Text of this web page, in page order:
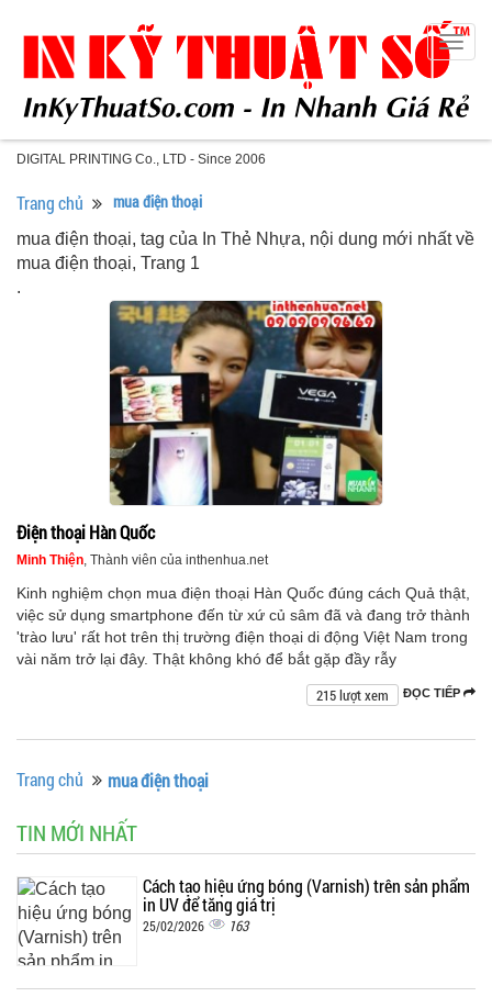
DIGITAL PRINTING Co., LTD - Since 2006
Trang chủ mua điện thoại
mua điện thoại, tag của In Thẻ Nhựa, nội dung mới nhất về
mua điện thoại, Trang 1
.
Điện thoại Hàn Quốc
Minh Thiện, Thành viên của inthenhua.net
Kinh nghiệm chọn mua điện thoại Hàn Quốc đúng cách Quả thật,
việc sử dụng smartphone đến từ xứ củ sâm đã và đang trở thành
'trào lưu' rất hot trên thị trường điện thoại di động Việt Nam trong
vài năm trở lại đây. Thật không khó để bắt gặp đầy rẫy
ĐỌC TIẾP
215 lượt xem
Trang chủ mua điện thoại
TIN MỚI NHẤT
Cách tạo hiệu ứng bóng (Varnish) trên sản phẩm
in UV để tăng giá trị
25/02/2026 163